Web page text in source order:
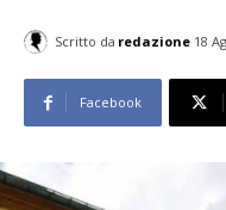
Scritto da redazione 18
Facebook